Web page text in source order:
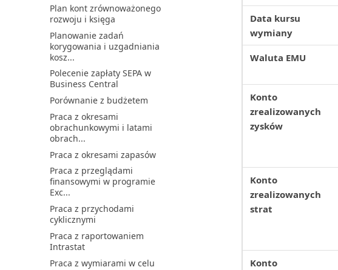
Zarządzanie magazynem
przez usuwanie
dokumentów...
Zarządzanie synchronizacją
danych głównych
Zarządzanie szyfrowaniem
danych | Microsoft Docs
Zarządzanie ustawieniami i
preferencjami użytko...
Zarządzanie użytkownikami i
rolami
Łączenie z Microsoft
Dataverse
Środowiska piaskownicy
Plan kont zrównoważonego
rozwoju i księga
Planowanie zadań
korygowania i uzgadniania
kosz...
Polecenie zapłaty SEPA w
Business Central
Porównanie z budżetem
Praca z okresami
obrachunkowymi i latami
obrach...
Praca z okresami zapasów
Praca z przeglądami
finansowymi w programie
Exc...
Praca z przychodami
cyklicznymi
Praca z raportowaniem
Intrastat
Praca z wymiarami w celu
Data kursu
wymiany
Waluta EMU
Konto
zrealizowanych
zysków
Konto
zrealizowanych
strat
Konto